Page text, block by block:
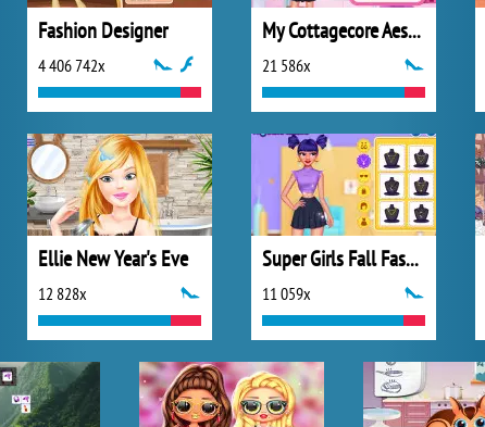
Fashion Designer
4 406 742x
My Cottagecore Aesthetic Look
21 586x
Ellie New Year's Eve
12 828x
Super Girls Fall Fashion Trends
11 059x